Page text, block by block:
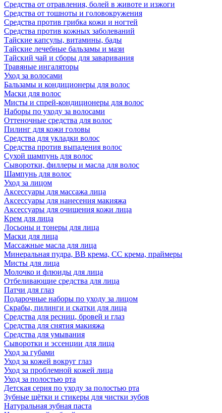
Средства от отравления, болей в животе и изжоги
Средства от тошноты и головокружения
Средства против грибка кожи и ногтей
Средства против кожных заболеваний
Тайские капсулы, витамины, бады
Тайские лечебные бальзамы и мази
Тайский чай и сборы для заваривания
Травяные ингаляторы
Уход за волосами
Бальзамы и кондиционеры для волос
Маски для волос
Мисты и спрей-кондиционеры для волос
Наборы по уходу за волосами
Оттеночные средства для волос
Пилинг для кожи головы
Средства для укладки волос
Средства против выпадения волос
Сухой шампунь для волос
Сыворотки, филлеры и масла для волос
Шампунь для волос
Уход за лицом
Аксессуары для массажа лица
Аксессуары для нанесения макияжа
Аксессуары для очищения кожи лица
Крем для лица
Лосьоны и тонеры для лица
Маски для лица
Массажные масла для лица
Минеральная пудра, BB крема, СС крема, праймеры
Мисты для лица
Молочко и флюиды для лица
Отбеливающие средства для лица
Патчи для глаз
Подарочные наборы по уходу за лицом
Скрабы, пилинги и скатки для лица
Средства для ресниц, бровей и глаз
Средства для снятия макияжа
Средства для умывания
Сыворотки и эссенции для лица
Уход за губами
Уход за кожей вокруг глаз
Уход за проблемной кожей лица
Уход за полостью рта
Детская серия по уходу за полостью рта
Зубные щётки и стикеры для чистки зубов
Натуральная зубная паста